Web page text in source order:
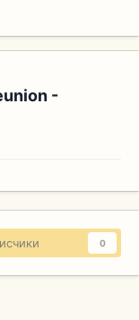
-
0